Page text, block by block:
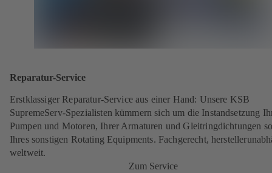
Reparatur-Service
Erstklassiger Reparatur-Service aus einer Hand: Unsere KSB
SupremeServ-Spezialisten kümmern sich um die Instandsetzung
Pumpen und Motoren, Ihrer Armaturen und Gleitringdichtungen
Ihres sonstigen Rotating Equipments. Fachgerecht,
weltweit.
Zum Service